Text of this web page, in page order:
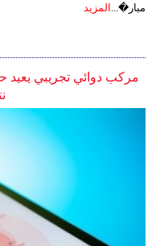
مبار�...
المزيد
مركب دوائي تجريبي يعيد